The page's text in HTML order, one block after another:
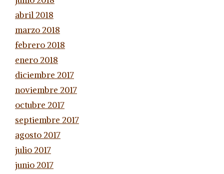
abril 2018
marzo 2018
febrero 2018
enero 2018
diciembre 2017
noviembre 2017
octubre 2017
septiembre 2017
agosto 2017
julio 2017
junio 2017